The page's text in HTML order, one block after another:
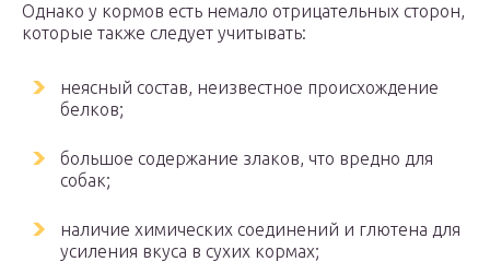
Однако у кормов есть немало отрицательных сторон,
которые также следует учитывать:
неясный состав, неизвестное происхождение
белков;
большое содержание злаков, что вредно для
собак;
наличие химических соединений и глютена для
усиления вкуса в сухих кормах;